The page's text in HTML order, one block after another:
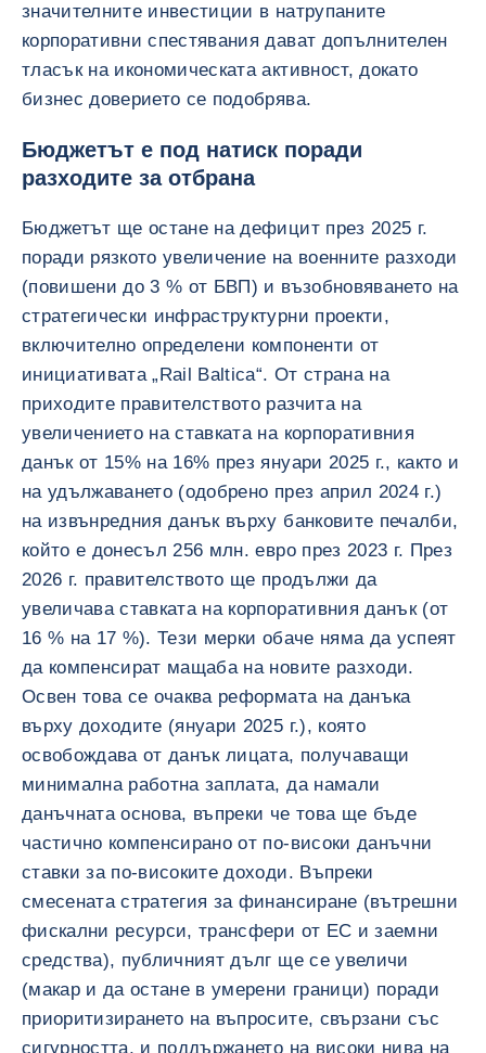
значителните инвестиции в натрупаните
корпоративни спестявания дават допълнителен
тласък на икономическата активност, докато
бизнес доверието се подобрява.
Бюджетът е под натиск поради
разходите за отбрана
Бюджетът ще остане на дефицит през 2025 г.
поради рязкото увеличение на военните разходи
(повишени до 3 % от БВП) и възобновяването на
стратегически инфраструктурни проекти,
включително определени компоненти от
инициативата „Rail Baltica“. От страна на
приходите правителството разчита на
увеличението на ставката на корпоративния
данък от 15% на 16% през януари 2025 г., както и
на удължаването (одобрено през април 2024 г.)
на извънредния данък върху банковите печалби,
който е донесъл 256 млн. евро през 2023 г. През
2026 г. правителството ще продължи да
увеличава ставката на корпоративния данък (от
16 % на 17 %). Тези мерки обаче няма да успеят
да компенсират мащаба на новите разходи.
Освен това се очаква реформата на данъка
върху доходите (януари 2025 г.), която
освобождава от данък лицата, получаващи
минимална работна заплата, да намали
данъчната основа, въпреки че това ще бъде
частично компенсирано от по-високи данъчни
ставки за по-високите доходи. Въпреки
смесената стратегия за финансиране (вътрешни
фискални ресурси, трансфери от ЕС и заемни
средства), публичният дълг ще се увеличи
(макар и да остане в умерени граници) поради
приоритизирането на въпросите, свързани със
сигурността, и поддържането на високи нива на